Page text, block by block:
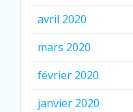
avril 2020
mars 2020
février 2020
janvier 2020